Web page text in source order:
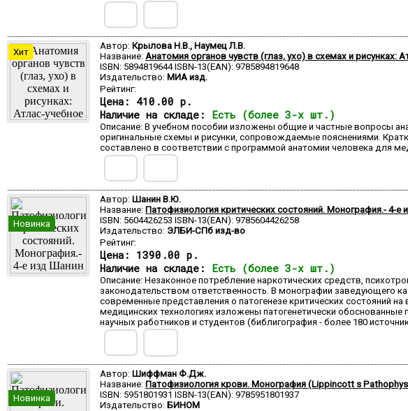
Хит
Автор: Крылова Н.В., Наумец Л.В.
Название: Анатомия органов чувств (глаз, ухо) в схемах и рисунках:
ISBN: 5894819644 ISBN-13(EAN): 9785894819648
Издательство: МИА изд.
Рейтинг:
Цена: 410.00 р.
Наличие на складе: Есть (более 3-х шт.)
Описание: В учебном пособии изложены общие и частные вопросы
оригинальные схемы и рисунки, сопровождаемые пояснениями.
составлено в соответствии с программой анатомии человека для
Новинка
Автор: Шанин В.Ю.
Название: Патофизиология критических состояний. Монография.- 4-е
ISBN: 5604426253 ISBN-13(EAN): 9785604426258
Издательство: ЭЛБИ-СПб изд-во
Рейтинг:
Цена: 1390.00 р.
Наличие на складе: Есть (более 3-х шт.)
Описание: Незаконное потребление наркотических средств,
законодательством ответственность. В монографии заведующего
современные представления о патогенезе критических состояний
медицинских технологиях изложены патогенетически
научных работников и студентов (библигография - более 180
Новинка
Автор: Шиффман Ф.Дж.
Название: Патофизиология крови. Монография (Lippincott s
ISBN: 5951801931 ISBN-13(EAN): 9785951801937
Издательство: БИНОМ